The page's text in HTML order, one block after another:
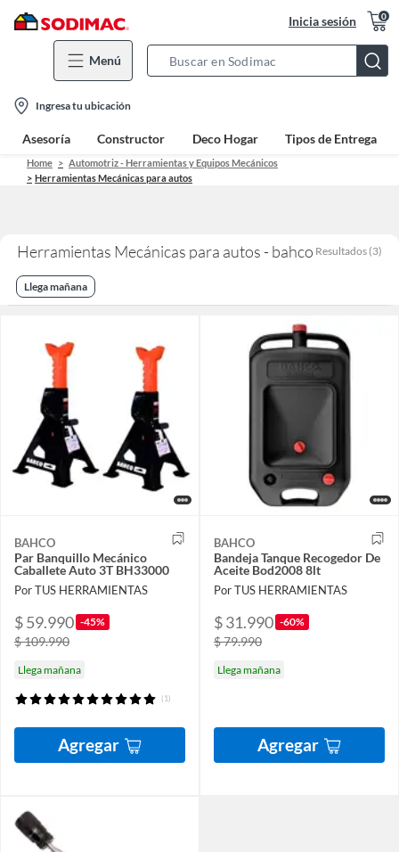
Inicia sesión 0
Menú
Bar
location-
icon
Ingresa tu ubicación
Asesoría Constructor Deco Hogar Tipos de Entrega
Home
Automotriz - Herramientas y Equipos Mecánicos
Herramientas Mecánicas para autos
Herramientas Mecánicas para autos - bahco Resultados (3)
Llega mañana
BAHCO
Par Banquillo Mecánico
Caballete Auto 3T BH33000
Por TUS HERRAMIENTAS
$ 59.990 -45%
$ 109.990
Llega mañana
(1)
Agregar
BAHCO
Bandeja Tanque Recogedor De
Aceite Bod2008 8lt
Por TUS HERRAMIENTAS
$ 31.990 -60%
$ 79.990
Llega mañana
Agregar